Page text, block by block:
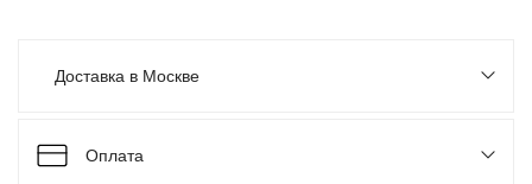
Доставка в Москве
Оплата